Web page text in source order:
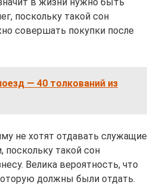
поскольку такой сон
совершать покупки после
— 40 толкований из
не хотят отдавать служащие
такой сон
Велика вероятность, что
должны были отдать.